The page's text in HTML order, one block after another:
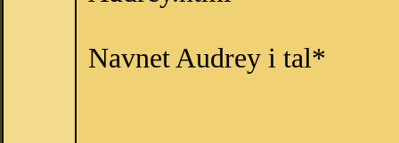
Navnet Audrey i tal*